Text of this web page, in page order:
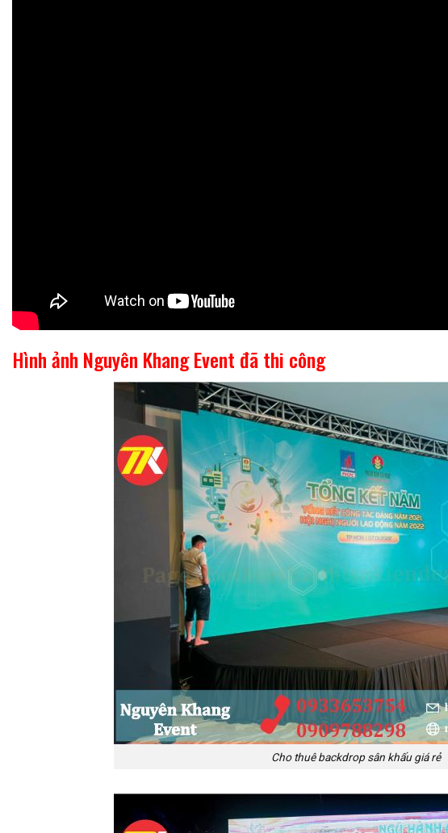
Hình ảnh Nguyên Khang Event đã thi công
Cho thuê backdrop sân khấu giá rẻ